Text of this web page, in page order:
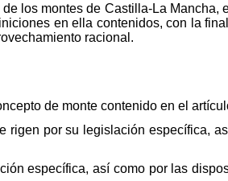
los montes de Castilla-La Mancha,
en ella contenidos, con la
racional.
de monte contenido en el
rigen por su legislación específica,
específica, así como por las